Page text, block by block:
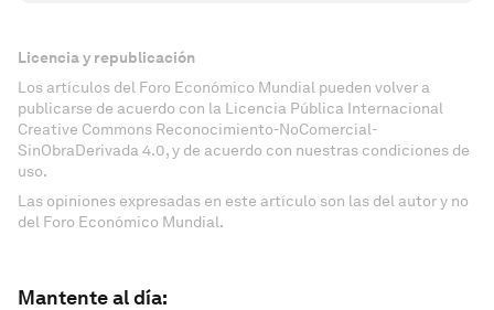
Licencia y republicación
Los artículos del Foro Económico Mundial pueden volver a
publicarse de acuerdo con la Licencia Pública Internacional
Creative Commons Reconocimiento-NoComercial-
SinObraDerivada 4.0, y de acuerdo con nuestras condiciones de
uso.
Las opiniones expresadas en este artículo son las del autor y no
del Foro Económico Mundial.
Mantente al día: